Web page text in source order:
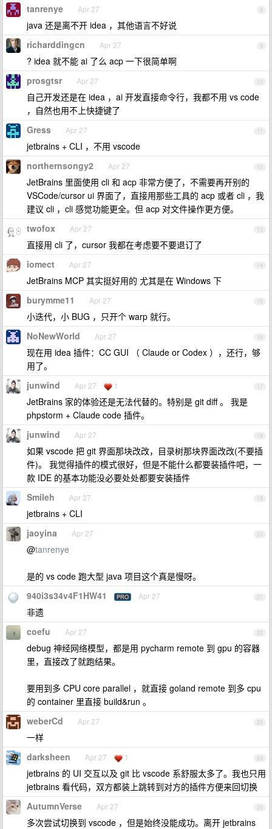
8
tanrenye Apr 27
java 还是离不开 idea ，其他语言不好说
9
richarddingcn Apr 27
? idea 就不能 ai 了么 acp 一下很简单啊
10
prosgtsr Apr 27
自己开发还是在 idea ，ai 开发直接命令行，我都不用 vs code
，自然也用不上快捷键了
11
Gress Apr 27
jetbrains + CLI ，不用 vscode
12
northernsongy2 Apr 27
JetBrains 里面使用 cli 和 acp 非常方便了，不需要再开别的
VSCode/cursor ui 界面了，直接用那些工具的 acp 或者 cli ，我
建议 cli ，cli 感觉功能更全。但 acp 对文件操作更方便。
13
twofox Apr 27
直接用 cli 了，cursor 我都在考虑要不要退订了
14
iomect Apr 27
JetBrains MCP 其实挺好用的 尤其是在 Windows 下
15
burymme11 Apr 27
小迭代，小 BUG ，只开个 warp 就行。
16
NoNewWorld Apr 27
现在用 idea 插件：CC GUI （ Claude or Codex ），还行，够
用了。
17
junwind Apr 27 1
JetBrains 家的体验还是无法代替的。特别是 git diff 。 我是
phpstorm + Claude code 插件。
18
junwind Apr 27
如果 vscode 把 git 界面那块改改，目录树那块界面改改(不要插
件)。 我觉得插件的模式很好，但是不能什么都要装插件吧，一
款 IDE 的基本功能没必要处处都要安装插件
19
Smileh Apr 27
jetbrains + CLI
20
jaoyina Apr 27
@tanrenye
是的 vs code 跑大型 java 项目这个真是慢呀。
21
940i3s34v4F1HW41 PRO Apr 27
非遗
22
coefu Apr 27
debug 神经网络模型，都是用 pycharm remote 到 gpu 的容器
里，直接改了就跑结果。
要用到多 CPU core parallel ，就直接 goland remote 到多 cpu
的 container 里直接 build&run 。
23
weberCd Apr 27
一样
24
darksheen Apr 27 1
jetbrains 的 UI 交互以及 git 比 vscode 系舒服太多了。我也只用
jetbrains 看代码，双方都装上跳转到对方的插件方便来回切换
25
AutumnVerse Apr 27
多次尝试切换到 vscode ，但是始终没能成功。离开 jetbrains